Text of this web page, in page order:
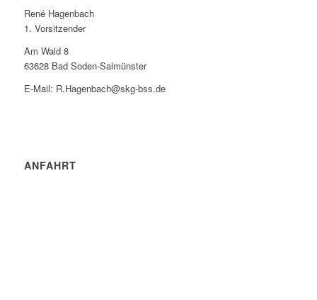
René Hagenbach
1. Vorsitzender
Am Wald 8
63628 Bad Soden-Salmünster
E-Mail: R.Hagenbach@skg-bss.de
ANFAHRT